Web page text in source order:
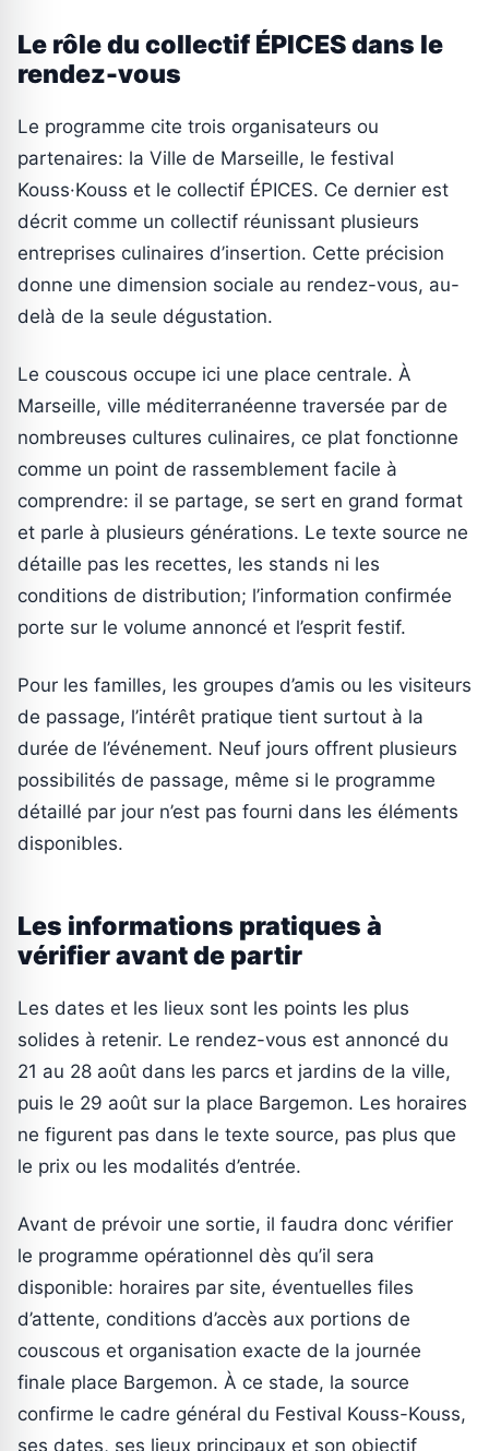
Le rôle du collectif ÉPICES dans le
rendez-vous
Le programme cite trois organisateurs ou
partenaires: la Ville de Marseille, le festival
Kouss·Kouss et le collectif ÉPICES. Ce dernier est
décrit comme un collectif réunissant plusieurs
entreprises culinaires d’insertion. Cette précision
donne une dimension sociale au rendez-vous, au-
delà de la seule dégustation.
Le couscous occupe ici une place centrale. À
Marseille, ville méditerranéenne traversée par de
nombreuses cultures culinaires, ce plat fonctionne
comme un point de rassemblement facile à
comprendre: il se partage, se sert en grand format
et parle à plusieurs générations. Le texte source ne
détaille pas les recettes, les stands ni les
conditions de distribution; l’information confirmée
porte sur le volume annoncé et l’esprit festif.
Pour les familles, les groupes d’amis ou les visiteurs
de passage, l’intérêt pratique tient surtout à la
durée de l’événement. Neuf jours offrent plusieurs
possibilités de passage, même si le programme
détaillé par jour n’est pas fourni dans les éléments
disponibles.
Les informations pratiques à
vérifier avant de partir
Les dates et les lieux sont les points les plus
solides à retenir. Le rendez-vous est annoncé du
21 au 28 août dans les parcs et jardins de la ville,
puis le 29 août sur la place Bargemon. Les horaires
ne figurent pas dans le texte source, pas plus que
le prix ou les modalités d’entrée.
Avant de prévoir une sortie, il faudra donc vérifier
le programme opérationnel dès qu’il sera
disponible: horaires par site, éventuelles files
d’attente, conditions d’accès aux portions de
couscous et organisation exacte de la journée
finale place Bargemon. À ce stade, la source
confirme le cadre général du Festival Kouss-Kouss,
ses dates, ses lieux principaux et son objectif